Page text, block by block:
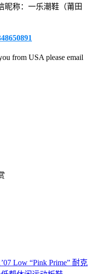
昵称：一乐潮鞋（莆田
from USA please email